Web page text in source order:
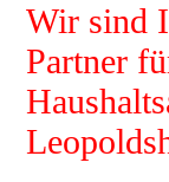
Wir sind
Partner